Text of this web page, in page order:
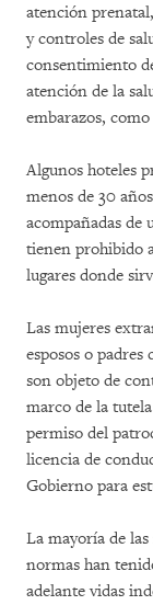
atención
y controles de
consentimiento
atención de la
embarazos,
Algunos hoteles
menos de 30
acompañadas de
tienen prohibido
lugares donde
Las mujeres
esposos o
son objeto de
marco de la
permiso del
licencia de
Gobierno para
La mayoría de
normas han
adelante vidas